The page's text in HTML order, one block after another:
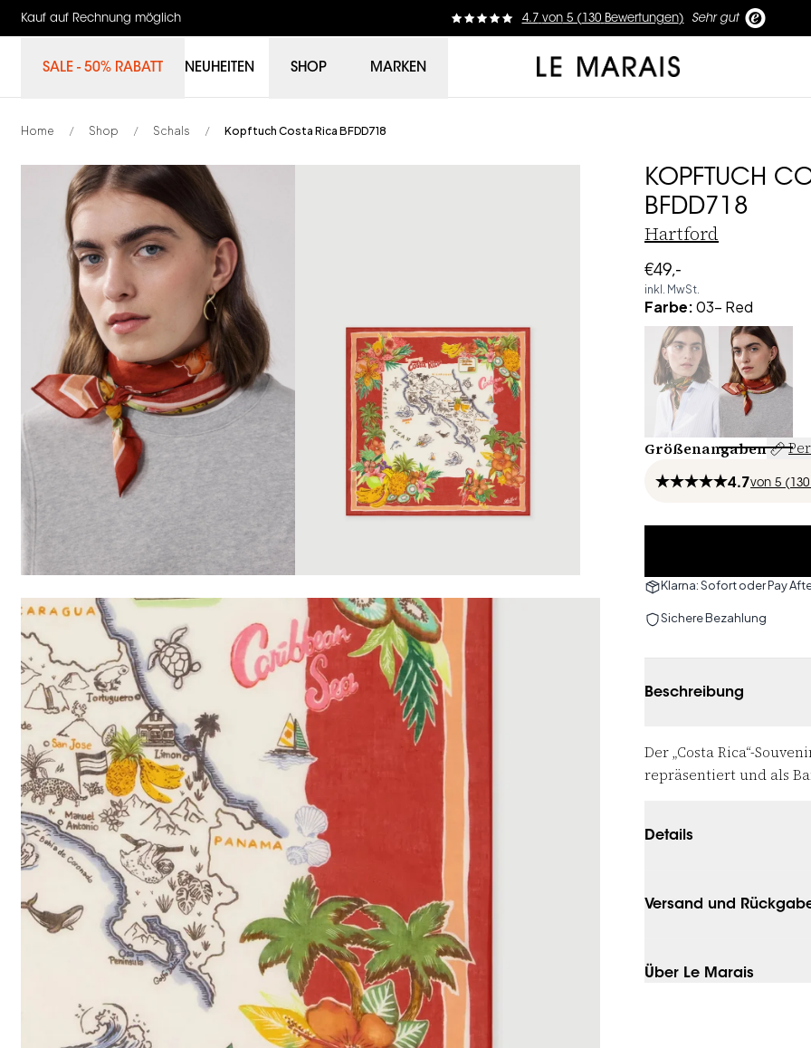
Kauf auf Rechnung möglich 4.7 von5 ( 130 Bewertungen) Sehr gut
SALE - 50% RABATT NEUHEITEN SHOP MARKEN Le Marais
Home / Shop / Schals / Kopftuch Costa Rica BFDD718
KOPFTUCH
BFDD718
Hartford
€49,-
inkl. MwSt.
Farbe:03- Red
Größenangaben
4.7von 5 ( 130
Klarna: Sofort oder Pay
Sichere Bezahlung
Beschreibung
Der „Costa Rica“-
repräsentiert und als
Details
Versand und
Über Le Marais